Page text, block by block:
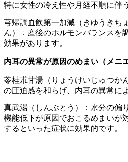
特に女性の冷え性や月経不順に伴
芎帰調血飲第一加減（きゆうきち
ん）：産後のホルモンバランスを
効果があります。
内耳の異常が原因のめまい（メニ
苓桂朮甘湯（りょうけいじゅつか
の圧迫感を和らげ、内耳の異常に
真武湯（しんぶとう）：水分の偏
機能低下が原因でおこるめまいが
するといった症状に効果的です。